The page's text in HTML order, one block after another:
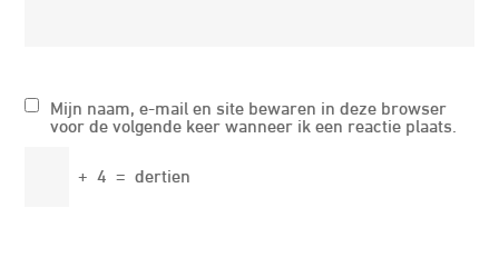
Mijn naam, e-mail en site bewaren in deze browser
voor de volgende keer wanneer ik een reactie plaats.
+ 4 = dertien